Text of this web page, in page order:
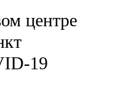
центре
19